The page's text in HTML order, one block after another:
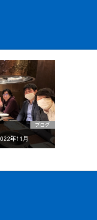
ブログ
年11月